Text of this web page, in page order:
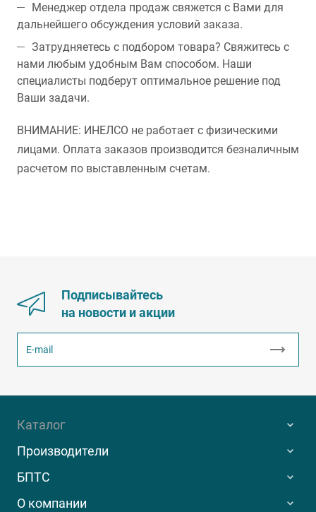
Менеджер отдела продаж свяжется с Вами для
дальнейшего обсуждения условий заказа.
Затрудняетесь с подбором товара? Свяжитесь с
нами любым удобным Вам способом. Наши
специалисты подберут оптимальное решение под
Ваши задачи.
ВНИМАНИЕ: ИНЕЛСО не работает с физическими
лицами. Оплата заказов производится безналичным
расчетом по выставленным счетам.
Подписывайтесь
на новости и акции
Каталог
Производители
БПТС
О компании